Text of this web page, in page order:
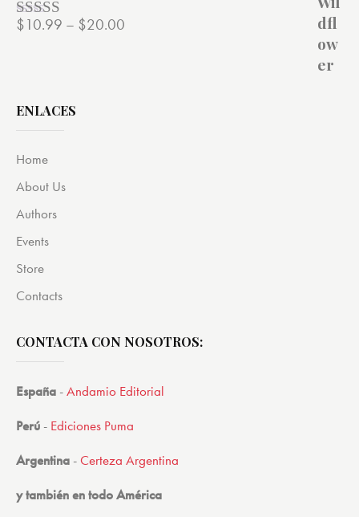
Valorado
$10.99 – $20.00
ENLACES
Home
About Us
Authors
Events
Store
Contacts
CONTACTA CON NOSOTROS:
España -Andamio Editorial
Perú - Ediciones Puma
Argentina -Certeza Argentina
y también en todo América